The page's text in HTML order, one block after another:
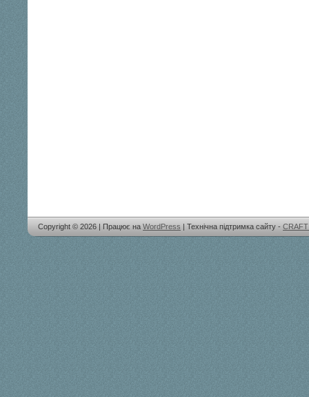
Copyright © 2026 | Працює на WordPress | Технічна підтримка сайту -